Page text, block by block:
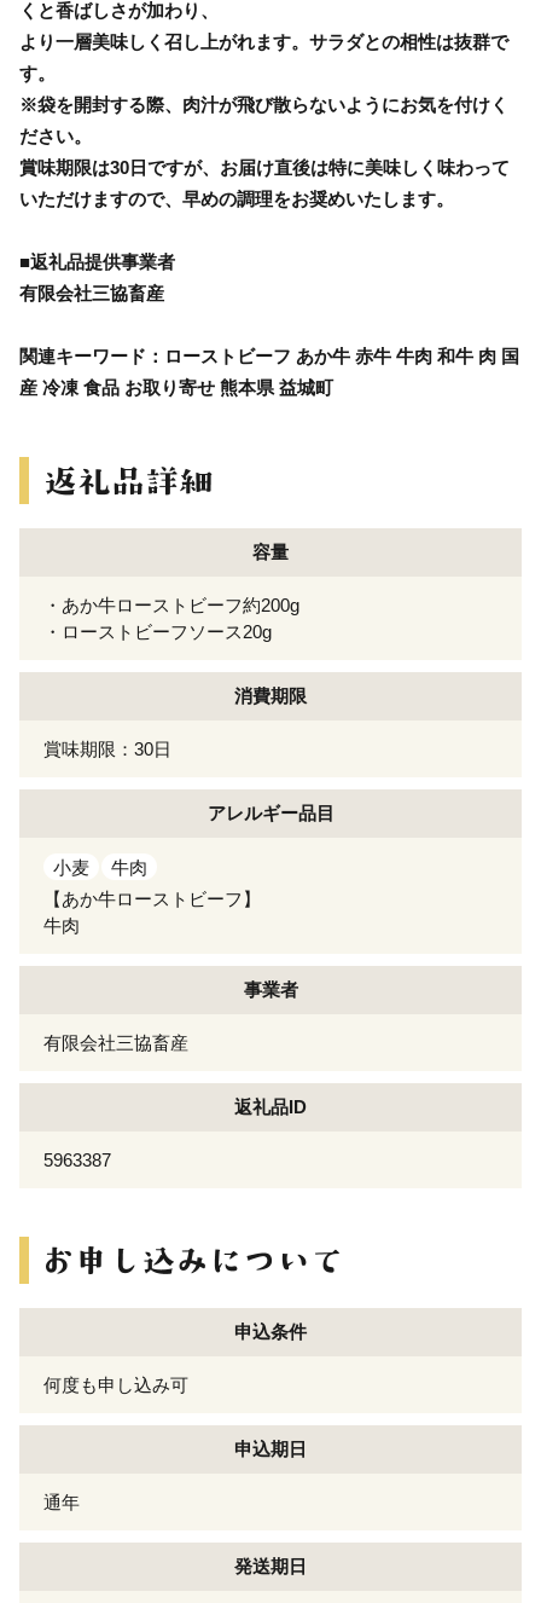
くと香ばしさが加わり、
より一層美味しく召し上がれます。サラダとの相性は抜群で
す。
※袋を開封する際、肉汁が飛び散らないようにお気を付けく
ださい。
賞味期限は30日ですが、お届け直後は特に美味しく味わって
いただけますので、早めの調理をお奨めいたします。
■返礼品提供事業者
有限会社三協畜産
関連キーワード：ローストビーフ あか牛 赤牛 牛肉 和牛 肉 国
産 冷凍 食品 お取り寄せ 熊本県 益城町
容量
・あか牛ローストビーフ約200g
・ローストビーフソース20g
消費期限
賞味期限：30日
アレルギー品目
小麦
牛肉
【あか牛ローストビーフ】
牛肉
事業者
有限会社三協畜産
返礼品ID
5963387
申込条件
何度も申し込み可
申込期日
通年
発送期日